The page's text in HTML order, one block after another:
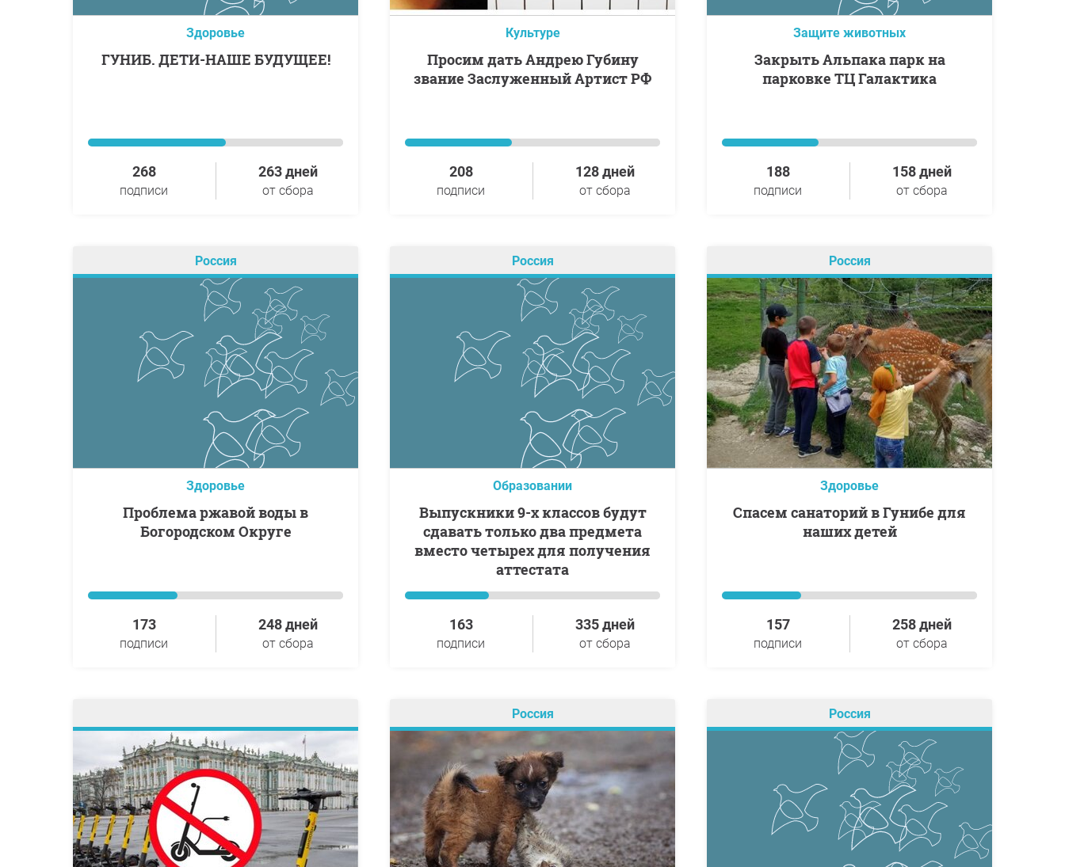
Здоровье
ГУНИБ. ДЕТИ-НАШЕ БУДУЩЕЕ!
268
подписи
263 дней
от сбора
Культуре
Просим дать Андрею Губину
звание Заслуженный Артист РФ
208
подписи
128 дней
от сбора
Защите животных
Закрыть Альпака парк на
парковке ТЦ Галактика
188
подписи
158 дней
от сбора
Россия
Здоровье
Проблема ржавой воды в
Богородском Округе
173
подписи
248 дней
от сбора
Россия
Образовании
Выпускники 9-х классов будут
сдавать только два предмета
вместо четырех для получения
аттестата
163
подписи
335 дней
от сбора
Россия
Здоровье
Спасем санаторий в Гунибе для
наших детей
157
подписи
258 дней
от сбора
Россия Россия